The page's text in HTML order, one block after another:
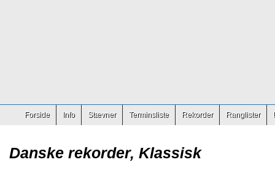
Forside Info Stævner Terminsliste Rekorder Ranglister
Danske rekorder, Klassisk